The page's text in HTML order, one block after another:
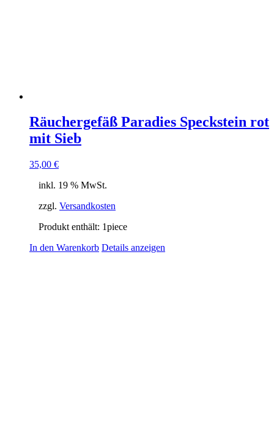
Räuchergefäß Paradies Speckstein rot
mit Sieb
35,00 €
inkl. 19 % MwSt.
zzgl. Versandkosten
Produkt enthält: 1piece
In den Warenkorb Details anzeigen